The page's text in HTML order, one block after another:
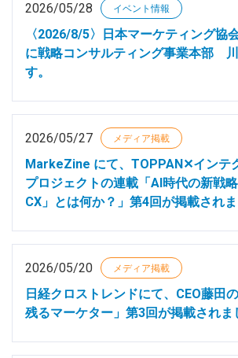
2026/05/28 イベント情報
〈2026/8/5〉日本マーケティング協
に戦略コンサルティング事業本部
す。
2026/05/27 メディア掲載
MarkeZine にて、TOPPAN✕インテ
プロジェクトの連載「AI時代の新戦
CX」とは何か？」第4回が掲載されま
2026/05/20 メディア掲載
日経クロストレンドにて、CEO藤田
残るマーケター」第3回が掲載されま